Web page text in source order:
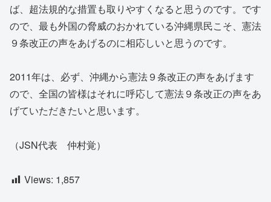
ば、超法規的な措置も取りやすくなると思うのです。です
ので、最も外国の脅威のおかれている沖縄県民こそ、憲法
９条改正の声をあげるのに相応しいと思うのです。
2011年は、必ず、沖縄から憲法９条改正の声をあげます
ので、全国の皆様はそれに呼応して憲法９条改正の声をあ
げていただきたいと思います。
（JSN代表 仲村覚）
Views: 1,857